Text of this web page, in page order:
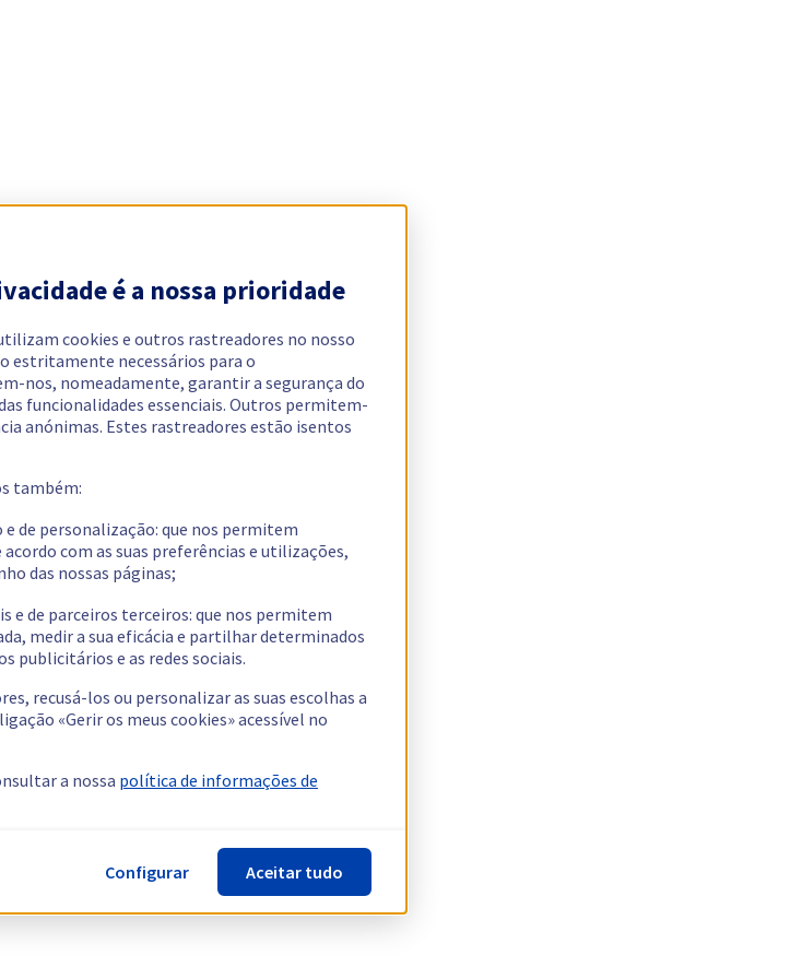
é a nossa prioridade
cookies e outros rastreadores no nosso
estritamente necessários para o
nos, nomeadamente, garantir a segurança do
funcionalidades essenciais. Outros permitem-
anónimas. Estes rastreadores estão isentos
também:
de personalização: que nos permitem
com as suas preferências e utilizações,
das nossas páginas;
e de parceiros terceiros: que nos permitem
medir a sua eficácia e partilhar determinados
publicitários e as redes sociais.
recusá-los ou personalizar as suas escolhas a
«Gerir os meus cookies» acessível no
a nossa política de informações de
Configurar Aceitar tudo